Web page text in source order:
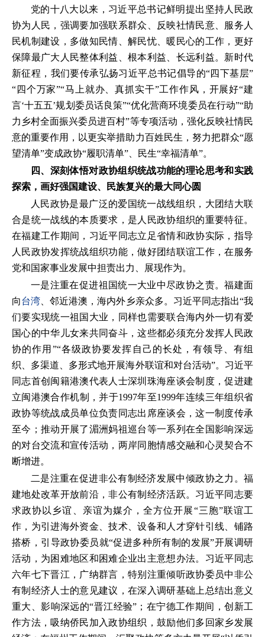
党的十八大以来，习近平总书记鲜明提出坚持人民政
协为人民，强调要加强联系群众、反映社情民意、服务人
民机制建设，多做知民情、解民忧、暖民心的工作，更好
保障最广大人民整体利益、根本利益、长远利益。新时代
新征程，我们要传承弘扬习近平总书记倡导的“四下基层”
“四个万家”“马上就办、真抓实干”工作作风，开展好“建
言‘十五五’规划委员话良策”“优化营商环境委员在行动”“助
力乡村全面振兴委员进百村”等专项活动，强化反映社情民
意的重要作用，以更实举措助力百姓民生，努力把群众“愿
望清单”变成政协“履职清单”、民生“幸福清单”。
四、深刻体悟对政协组织统战功能的理论思考和实践
探索，画好强国建设、民族复兴的最大同心圆
人民政协是最广泛的爱国统一战线组织，大团结大联
合是统一战线的本质要求，是人民政协组织的重要特征。
在福建工作期间，习近平同志立足省情和政协实际，指导
人民政协发挥统战组织功能，做好团结联谊工作，在服务
党和国家事业发展中担责出力、展现作为。
一是注重在促进祖国统一大业中尽政协之责。福建面
向台湾 、邻近港澳，海内外乡亲众多。习近平同志指出“我
们要实现统一祖国大业，同样也需要联合海内外一切有爱
国心的中华儿女来共同奋斗，这些都必须充分发挥人民政
协的作用”“各级政协要发挥自己的长处，有领导、有组
织、多渠道、多形式地开展海外联谊和对台活动”。习近平
同志首创闽籍港澳代表人士深圳珠海座谈会制度，促进建
立闽港澳合作机制，并于1997年至1999年连续三年组织省
政协等统战成员单位负责同志出席座谈会，这一制度传承
至今；推动开展了湄洲妈祖巡台等一系列在全国影响深远
的对台交流和宣传活动，两岸同胞情感交融和心灵契合不
断增进。
二是注重在促进非公有制经济发展中倾政协之力。福
建地处改革开放前沿，非公有制经济活跃。习近平同志要
求政协以乡谊、亲谊为媒介，全方位开展“三胞”联谊工
作，为引进海外资金、技术、设备和人才穿针引线、铺路
搭桥，引导政协委员就“促进多种所有制的发展”开展调研
活动，为困难地区和困难企业出主意想办法。习近平同志
六年七下晋江，广纳群言，特别注重倾听政协委员中非公
有制经济人士的意见建议，在深入调研基础上总结出意义
重大、影响深远的“晋江经验”；在宁德工作期间，创新工
作方法，吸纳侨民加入政协组织，鼓励他们多回家乡发展